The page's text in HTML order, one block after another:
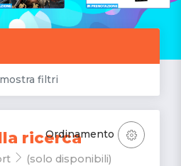
mostra filtri
ricerca
(solo disponibili)
Ordinamento